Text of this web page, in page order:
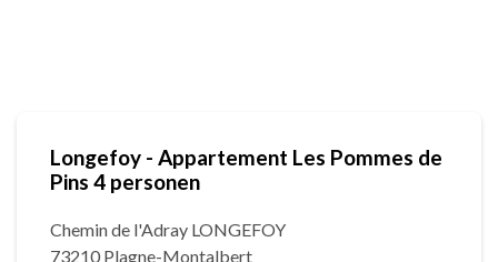
Longefoy - Appartement Les Pommes de
Pins 4 personen
Chemin de l'Adray LONGEFOY
73210 Plagne-Montalbert